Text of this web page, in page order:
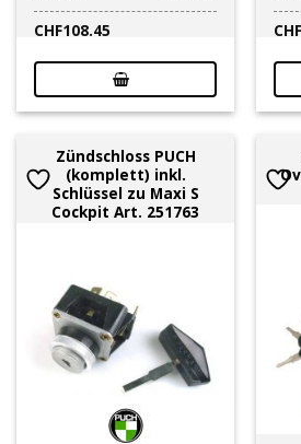
CHF108.45
CHF
Zündschloss PUCH
(komplett) inkl.
Schlüssel zu Maxi S
Cockpit Art. 251763